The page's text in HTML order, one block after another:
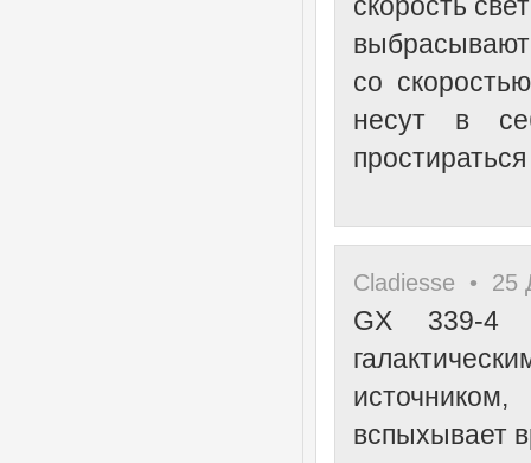
со
несут в
Cladiesse • 25
GX 339-4
вспыхывает